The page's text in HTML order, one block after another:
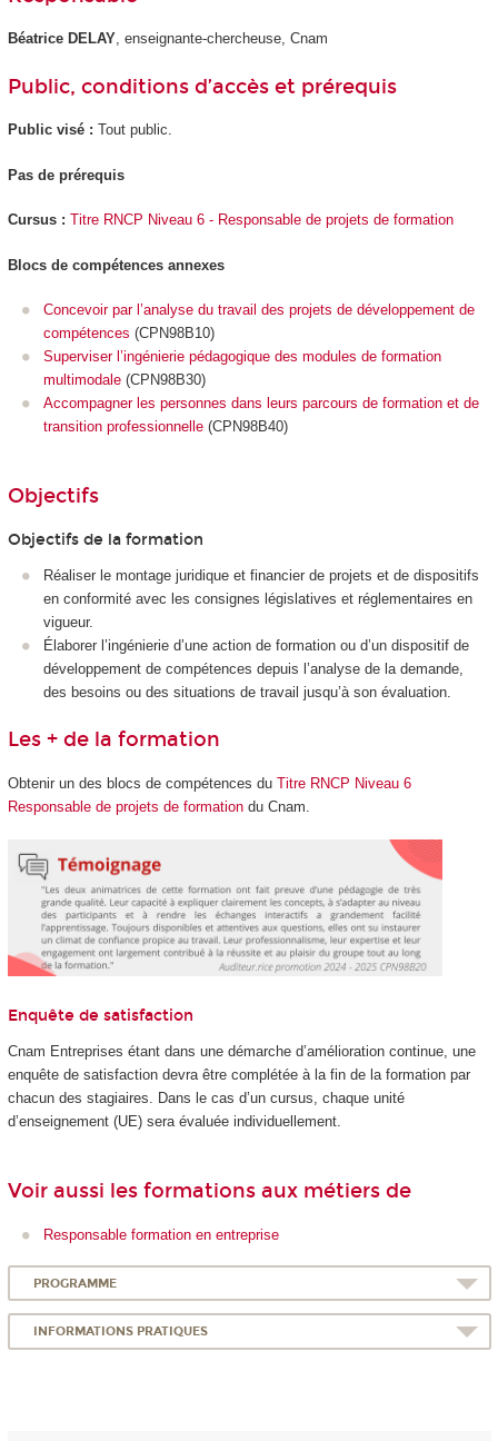
Béatrice DELAY, enseignante-chercheuse, Cnam
Public, conditions d’accès et prérequis
Public visé : Tout public.
Pas de prérequis
Cursus : Titre RNCP Niveau 6 - Responsable de projets de formation
Blocs de compétences annexes
Concevoir par l’analyse du travail des projets de développement de
compétences (CPN98B10)
Superviser l’ingénierie pédagogique des modules de formation
multimodale (CPN98B30)
Accompagner les personnes dans leurs parcours de formation et de
transition professionnelle (CPN98B40)
Objectifs
Objectifs de la formation
Réaliser le montage juridique et financier de projets et de dispositifs
en conformité avec les consignes législatives et réglementaires en
vigueur.
Élaborer l’ingénierie d’une action de formation ou d’un dispositif de
développement de compétences depuis l’analyse de la demande,
des besoins ou des situations de travail jusqu’à son évaluation.
Les + de la formation
Obtenir un des blocs de compétences du Titre RNCP Niveau 6
Responsable de projets de formationdu Cnam.
Enquête de satisfaction
Cnam Entreprises étant dans une démarche d’amélioration continue, une
enquête de satisfaction devra être complétée à la fin de la formation par
chacun des stagiaires. Dans le cas d’un cursus, chaque unité
d’enseignement (UE) sera évaluée individuellement.
Voir aussi les formations aux métiers de
Responsable formation en entreprise
PROGRAMME
INFORMATIONS PRATIQUES